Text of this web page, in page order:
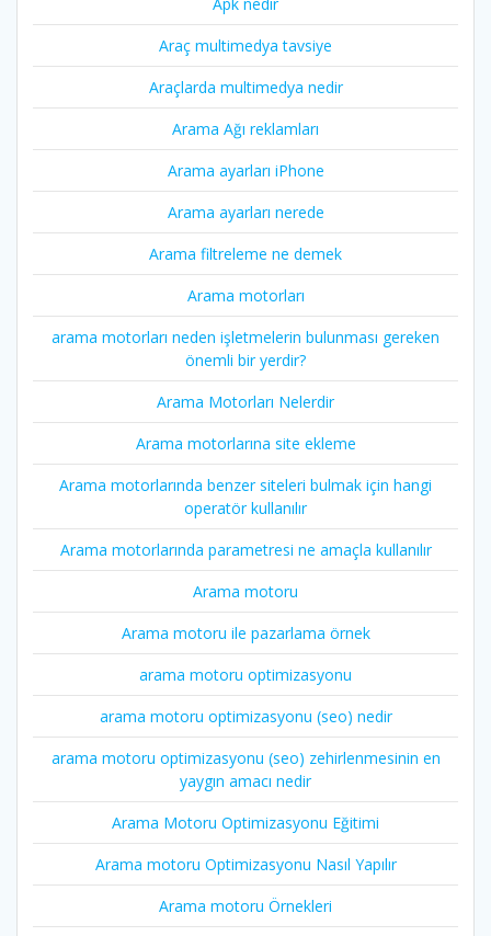
Araç multimedya tavsiye
Araçlarda multimedya nedir
Arama Ağı reklamları
Arama ayarları iPhone
Arama ayarları nerede
Arama filtreleme ne demek
Arama motorları
arama motorları neden işletmelerin bulunması gereken
önemli bir yerdir?
Arama Motorları Nelerdir
Arama motorlarına site ekleme
Arama motorlarında benzer siteleri bulmak için hangi
operatör kullanılır
Arama motorlarında parametresi ne amaçla kullanılır
Arama motoru
Arama motoru ile pazarlama örnek
arama motoru optimizasyonu
arama motoru optimizasyonu (seo) nedir
arama motoru optimizasyonu (seo) zehirlenmesinin en
yaygın amacı nedir
Arama Motoru Optimizasyonu Eğitimi
Arama motoru Optimizasyonu Nasıl Yapılır
Arama motoru Örnekleri